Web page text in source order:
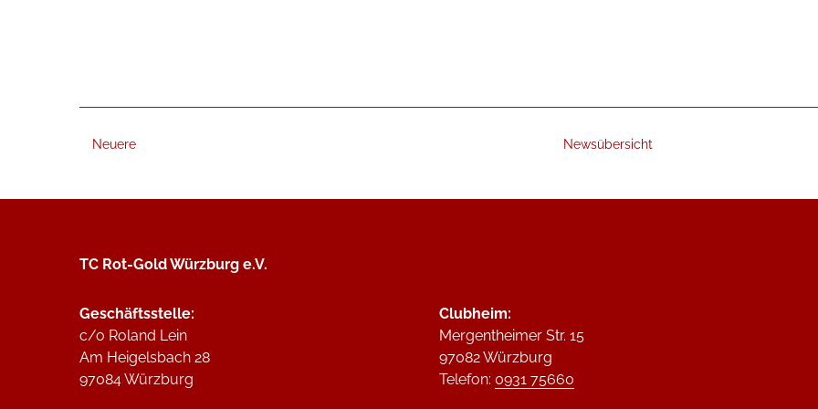
Neuere Newsübersicht
TC Rot-Gold Würzburg e.V.
Geschäftsstelle:
c/o Roland Lein
Am Heigelsbach 28
97084 Würzburg
Clubheim:
Mergentheimer Str. 15
97082 Würzburg
Telefon:0931 75660